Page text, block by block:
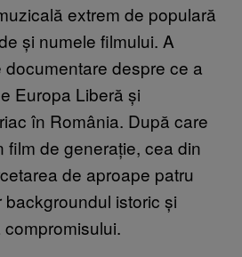
extrem de populară
și numele filmului. A
documentare despre ce a
Europa Liberă și
în România. După care
film de generație, cea din
de aproape patru
istoric și